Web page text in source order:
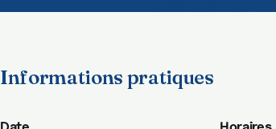
Informations pratiques